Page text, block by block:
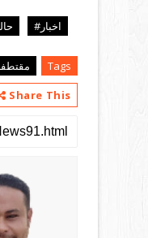
اخبار#
Tags
Share This